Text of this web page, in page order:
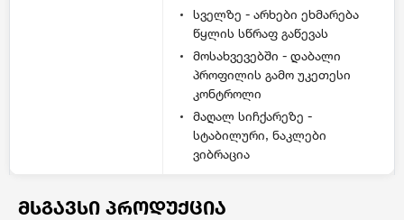
სველზე - არხები ეხმარება
წყლის სწრაფ გაწევას
მოსახვევებში - დაბალი
პროფილის გამო უკეთესი
კონტროლი
მაღალ სიჩქარეზე -
სტაბილური, ნაკლები
ვიბრაცია
ᲛᲡᲒᲐᲕᲡᲘ ᲞᲠᲝᲓᲣᲥᲪᲘᲐ